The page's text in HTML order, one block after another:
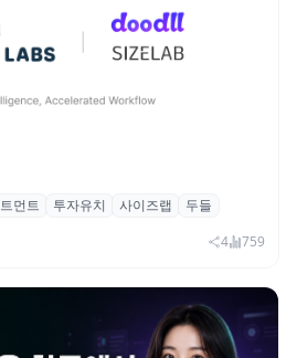
인베스트먼트로부터 시
먼트 투자유치 사이즈랩
두들
4 759